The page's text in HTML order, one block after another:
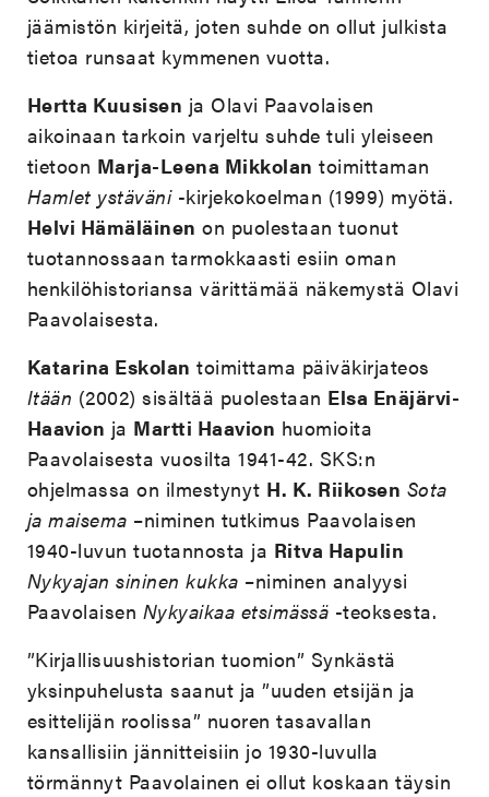
jäämistön kirjeitä, joten suhde on ollut julkista
tietoa runsaat kymmenen vuotta.
Hertta Kuusisen ja Olavi Paavolaisen
aikoinaan tarkoin varjeltu suhde tuli yleiseen
tietoon Marja-Leena Mikkolan toimittaman
Hamlet ystäväni-kirjekokoelman (1999) myötä.
Helvi Hämäläinen on puolestaan tuonut
tuotannossaan tarmokkaasti esiin oman
henkilöhistoriansa värittämää näkemystä Olavi
Paavolaisesta.
Katarina Eskolan toimittama päiväkirjateos
Itään (2002) sisältää puolestaan Elsa Enäjärvi-
Haavion ja Martti Haavion huomioita
Paavolaisesta vuosilta 1941-42. SKS:n
ohjelmassa on ilmestynyt H. K. Riikosen Sota
ja maisema –niminen tutkimus Paavolaisen
1940-luvun tuotannosta ja Ritva Hapulin
Nykyajan sininen kukka –niminen analyysi
Paavolaisen Nykyaikaa etsimässä -teoksesta.
”Kirjallisuushistorian tuomion” Synkästä
yksinpuhelusta saanut ja ”uuden etsijän ja
esittelijän roolissa” nuoren tasavallan
kansallisiin jännitteisiin jo 1930-luvulla
törmännyt Paavolainen ei ollut koskaan täysin